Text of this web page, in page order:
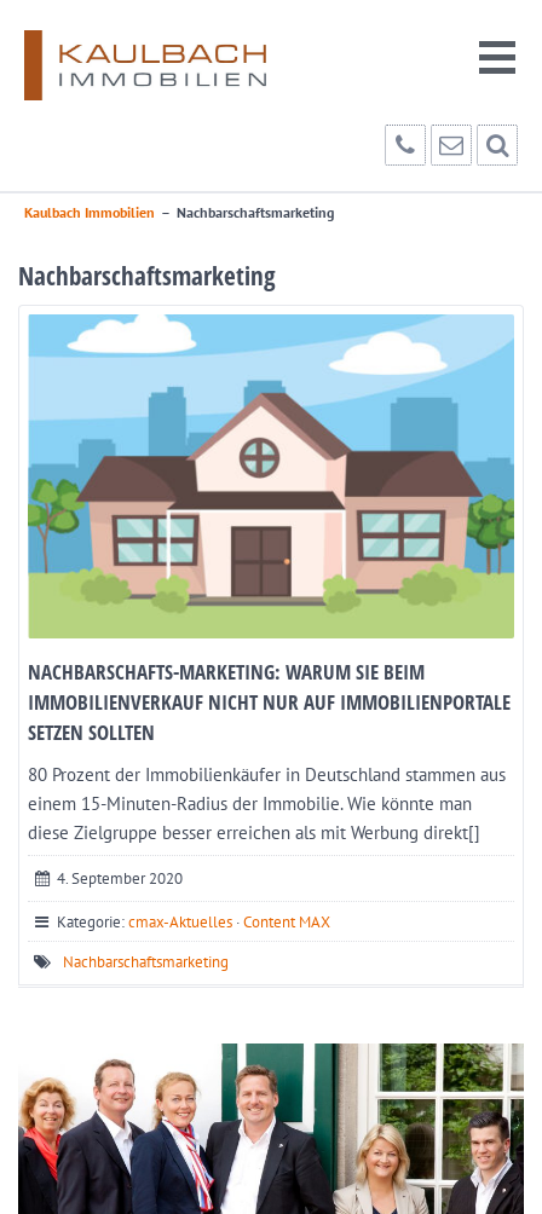
Kaulbach Immobilien – Nachbarschaftsmarketing
Nachbarschaftsmarketing
NACHBARSCHAFTS-MARKETING: WARUM SIE BEIM
IMMOBILIENVERKAUF NICHT NUR AUF IMMOBILIENPORTALE
SETZEN SOLLTEN
80 Prozent der Immobilienkäufer in Deutschland stammen aus
einem 15-Minuten-Radius der Immobilie. Wie könnte man
diese Zielgruppe besser erreichen als mit Werbung direkt[]
4. September 2020
Kategorie:cmax-Aktuelles ·Content MAX
Nachbarschaftsmarketing